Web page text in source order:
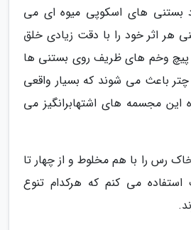
بستنی های اسکوپی میوه ای می
هر اثر خود را با دقت زیادی خلق
پیچ وخم های ظریف روی بستنی ها
باعث می شوند که بسیار واقعی
این مجسمه های اشتهابرانگیز می
رس را با هم مخلوط و از چهار تا
می کنم که هرکدام تنوع